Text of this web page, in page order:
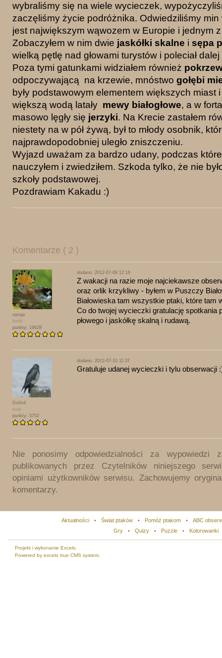
wybraliśmy się na wiele wycieczek,
zaczęliśmy życie podróżnika. Odwiedziliśmy
jest największym wąwozem w Europie i jednym
Zobaczyłem w nim dwie jaskółki skalne i sępa
wielką pętlę nad głowami turystów i poleciał
Poza tymi gatunkami widziałem również
odpoczywającą na krzewie, mnóstwo gołębi
były podstawowym elementem większych miast
większą wodą latały mewy białogłowe, a w
masowo lęgły się jerzyki. Na Krecie zastałem
niestety na w pół żywą, był to młody osobnik,
najprawdopodobniej uległo zniszczeniu.
Wyjazd uważam za bardzo udany, podczas
nauczyłem i zwiedziłem. Szkoda tylko, że nie
szkoły podstawowej.
Pozdrawiam Kakadu :)
Komentarze ( 2 )
ostoja
bielik
punkty: 19628
dodano: 2012-07-09 12:16
Z wakacji na razie moje najciekawsze
oraz orlik krzykliwy - byłem w Puszczy
Białowieska tam wszystkie ptaki, które tam
Co do twojej wycieczki gratulację spotkania
płowego i jaskółkę skalną i rudawą.
DoXxil
kruk
punkty: 5752
dodano: 2012-07-10 11:37
Gratuluje udanej wycieczki i tylu obserwacji
Nie ponosimy odpowiedzialności za wypowiedzi
publikowanych przez Czytelników niniejszego
opiniami użytkowników serwisu. Zachowujemy
komentarzy.
Aktualności • Świat ptaków • Pomóż ptakom •
ABC
Gry
• Quizy • Puzzle • Kolorowanki
Projekt i wykonanie Excelo.
Powered by excelo true CMS system.